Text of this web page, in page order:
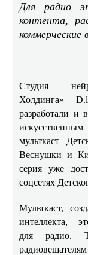
Для радио
контента,
Студия
Холдинга»
разработали и
мульткаст
Веснушки и
серия уже
соцсетях
Мульткаст,
интеллекта, –
для радио.